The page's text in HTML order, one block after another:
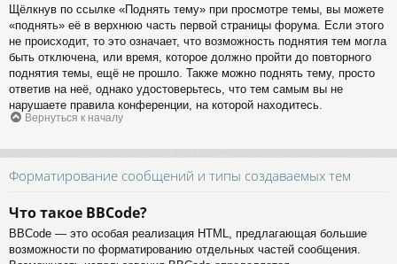
Щёлкнув по ссылке «Поднять тему» при просмотре темы, вы можете
«поднять» её в верхнюю часть первой страницы форума. Если этого
не происходит, то это означает, что возможность поднятия тем могла
быть отключена, или время, которое должно пройти до повторного
поднятия темы, ещё не прошло. Также можно поднять тему, просто
ответив на неё, однако удостоверьтесь, что тем самым вы не
нарушаете правила конференции, на которой находитесь.
Вернуться к началу
Форматирование сообщений и типы создаваемых тем
Что такое BBCode?
BBCode — это особая реализация HTML, предлагающая большие
возможности по форматированию отдельных частей сообщения.